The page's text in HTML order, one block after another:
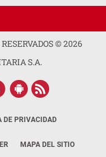
©2026
S.A.
DE PRIVACIDAD
MAPA DEL SITIO